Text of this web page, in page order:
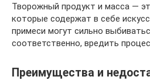
Творожный продукт и масса —
которые содержат в себе
примеси могут сильно
соответственно, вредить
Преимущества и